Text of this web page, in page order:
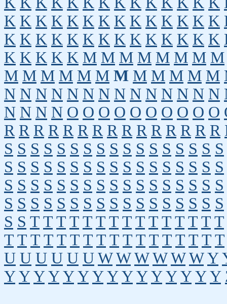
K K K K K K K K K K K K K K
K K K K K K K K K K K K K K
K K K K K M M M M M M M M
M M M M M M M M M M M M
N N N N N N N N N N N N N N
N N N N O O O O O O O O O O
R R R R R R R R R R R R R R R
S S S S S S S S S S S S S S S S S
S S S S S S S S S S S S S S S S S
S S S S S S S S S S S S S S S S S
S S S S S S S S S S S S S S S S S
S S T T T T T T T T T T T T T T T
T T T T T T T T T T T T T T T T T
U U U U U U W W W W W W Y
Y Y Y Y Y Y Y Y Y Y Y Y Y Y Y